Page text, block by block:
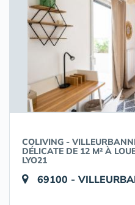
COLIVING -
DÉLICATE DE 12 M² À
LYO21
69100 -